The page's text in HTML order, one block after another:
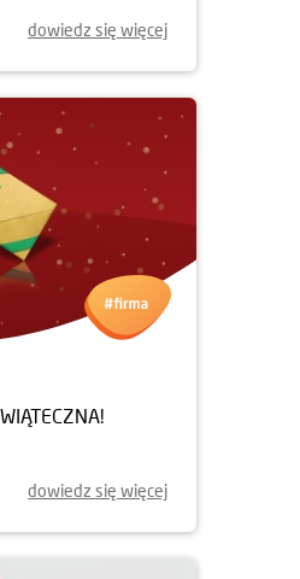
dowiedz się więcej
dowiedz się więcej